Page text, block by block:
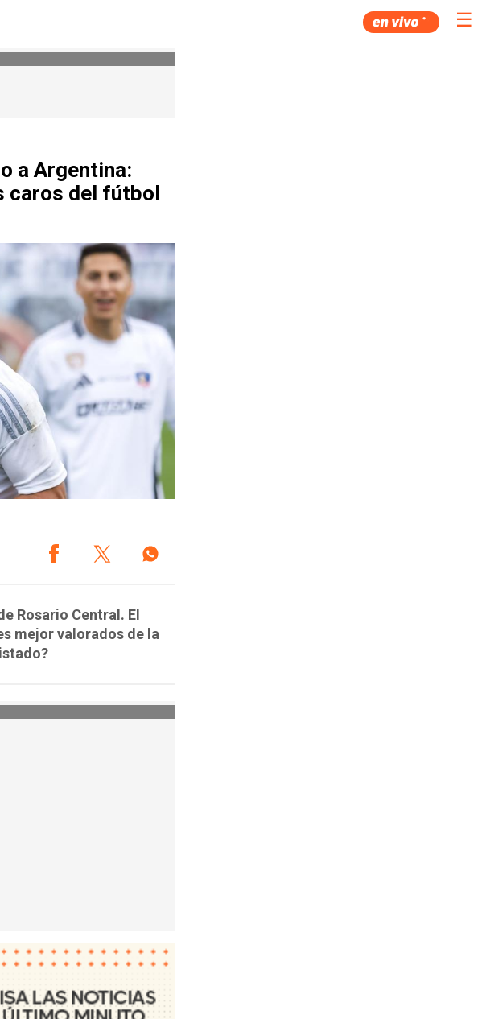
☰
a Argentina:
caros del fútbol
Rosario Central. El
mejor valorados de la